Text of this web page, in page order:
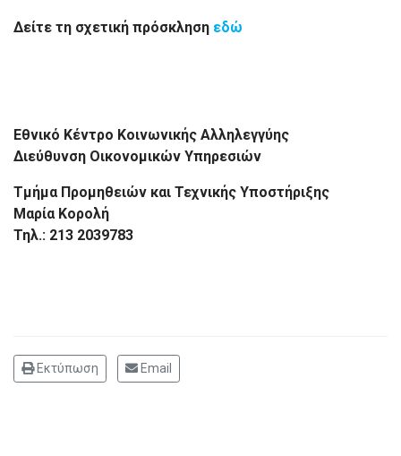
Δείτε τη σχετική πρόσκληση εδώ
Εθνικό Κέντρο Κοινωνικής Αλληλεγγύης
Διεύθυνση Οικονομικών Υπηρεσιών
Τμήμα Προμηθειών και Τεχνικής Υποστήριξης
Μαρία Κορολή
Τηλ.: 213 2039783
Εκτύπωση Email